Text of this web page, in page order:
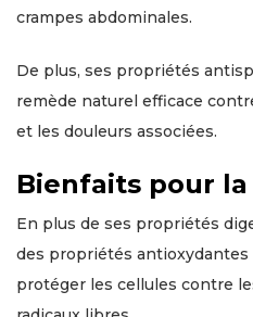
crampes abdominales.
De plus, ses propriétés
remède naturel efficace
et les douleurs associées.
Bienfaits pour
En plus de ses propriétés
des propriétés
protéger les cellules contre